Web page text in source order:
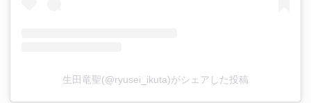
生田竜聖(@ryusei_ikuta)がシェアした投稿